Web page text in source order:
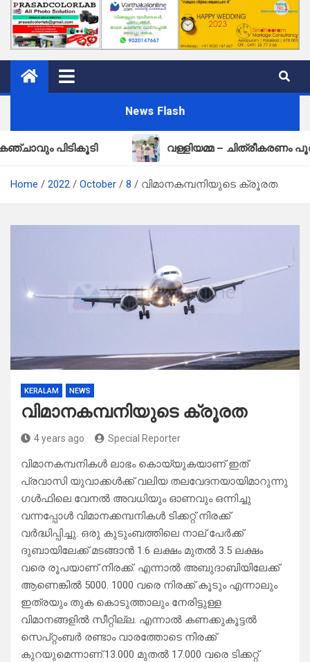
News Flash
പിടികൂടി വള്ളിയമ്മ – ചിത്രീകരണം
Home 2022 October 8 വിമാനകമ്പനിയുടെ ക്രൂരത
KERALAM NEWS
വിമാനകമ്പനിയുടെ ക്രൂരത
4 years ago Special Reporter
വിമാനകമ്പനികൾ ലാഭം കൊയ്യുകയാണ് ഇത്
പ്രവാസി യുവാക്കൾക്ക് വലിയ തലവേദനയായിമാറുന്നു
ഗൾഫിലെ വേനൽ അവധിയും ഓണവും ഒന്നിച്ചു
വന്നപ്പോൾ വിമാനക്കമ്പനികൾ ടിക്കറ്റ് നിരക്ക്
വർദ്ധിപ്പിച്ചു. ഒരു കുടുംബത്തിലെ നാല് പേർക്ക്
ദുബായിലേക്ക് മടങ്ങാൻ 1.6 ലക്ഷം മുതൽ 3.5 ലക്ഷം
വരെ രൂപയാണ് നിരക്ക്. എന്നാൽ അബുദാബിയിലേക്ക്
ആണെങ്കിൽ 5000. 1000 വരെ നിരക്ക് കൂടും എന്നാലും
ഇത്രയും തുക കൊടുത്താലും നേരിട്ടുള്ള
വിമാനങ്ങളിൽ സീറ്റില്ല. എന്നാൽ കണക്കുകൂട്ടൽ
സെപ്റ്റംബർ രണ്ടാം വാരത്തോടെ നിരക്ക്
കുറയുമെന്നാണ്.13.000 മുതൽ 17.000 വരെ ടിക്കറ്റ്